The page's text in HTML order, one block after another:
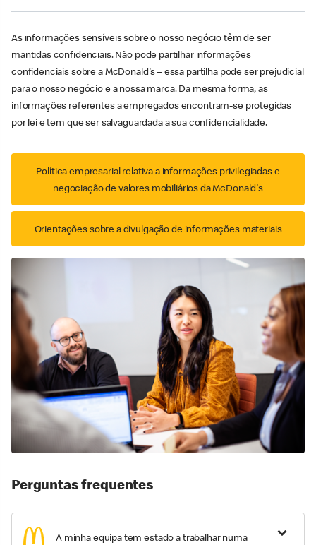
As informações sensíveis sobre o nosso negócio têm de ser
mantidas confidenciais. Não pode partilhar informações
confidenciais sobre a McDonald's – essa partilha pode ser prejudicial
para o nosso negócio e a nossa marca. Da mesma forma, as
informações referentes a empregados encontram-se protegidas
por lei e tem que ser salvaguardada a sua confidencialidade.
Política empresarial relativa a informações privilegiadas e
negociação de valores mobiliários da McDonald's
Orientações sobre a divulgação de informações materiais
Perguntas frequentes
A minha equipa tem estado a trabalhar numa